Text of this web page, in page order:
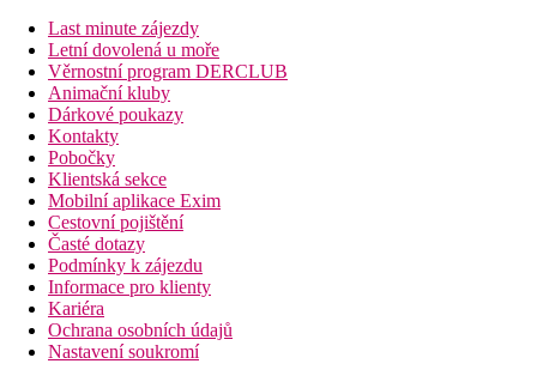
Last minute zájezdy
Letní dovolená u moře
Věrnostní program DERCLUB
Animační kluby
Dárkové poukazy
Kontakty
Pobočky
Klientská sekce
Mobilní aplikace Exim
Cestovní pojištění
Časté dotazy
Podmínky k zájezdu
Informace pro klienty
Kariéra
Ochrana osobních údajů
Nastavení soukromí